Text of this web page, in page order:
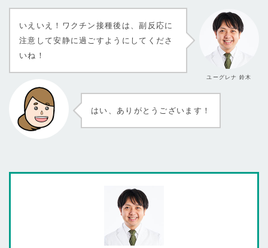
ユーグレナ 鈴木
いえいえ！ワクチン接種後は、副反応に
注意して安静に過ごすようにしてくださ
いね！
はい、ありがとうございます！